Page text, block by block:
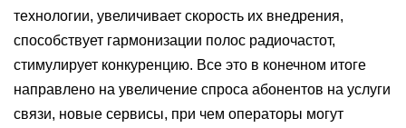
технологии, увеличивает скорость их внедрения,
способствует гармонизации полос радиочастот,
стимулирует конкуренцию. Все это в конечном итоге
направлено на увеличение спроса абонентов на услуги
связи, новые сервисы, при чем операторы могут